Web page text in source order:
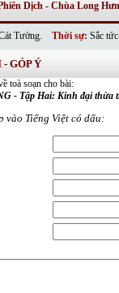
Thời sự: Sắc tức thị
Dịch - Chùa Long
GÓP Ý
toà soạn cho bài:
- Tập Hai: Kinh đại thừa
vào Tiếng Việt có dấu: